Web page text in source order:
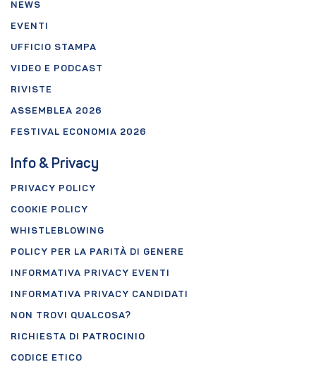
NEWS
EVENTI
UFFICIO STAMPA
VIDEO E PODCAST
RIVISTE
ASSEMBLEA 2026
FESTIVAL ECONOMIA 2026
Info & Privacy
PRIVACY POLICY
COOKIE POLICY
WHISTLEBLOWING
POLICY PER LA PARITÀ DI GENERE
INFORMATIVA PRIVACY EVENTI
INFORMATIVA PRIVACY CANDIDATI
NON TROVI QUALCOSA?
RICHIESTA DI PATROCINIO
CODICE ETICO